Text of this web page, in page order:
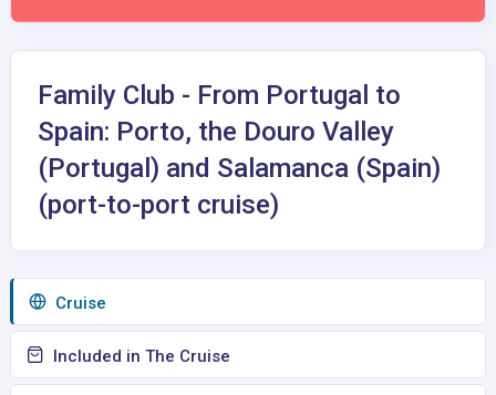
Family Club - From Portugal to
Spain: Porto, the Douro Valley
(Portugal) and Salamanca (Spain)
(port-to-port cruise)
Сruise
Included in The Cruise